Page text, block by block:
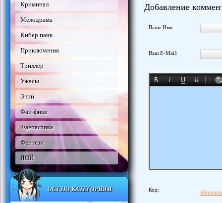
Криминал
Мелодрама
Кибер панк
Приключения
Триллер
Ужасы
Этти
Фан-фики
Фантастика
Фентези
ЯОЙ
ОСТ ПО КАТЕГОРИЯМ
Добавление
Ваше Имя:
Ваш E-Mail:
Код: